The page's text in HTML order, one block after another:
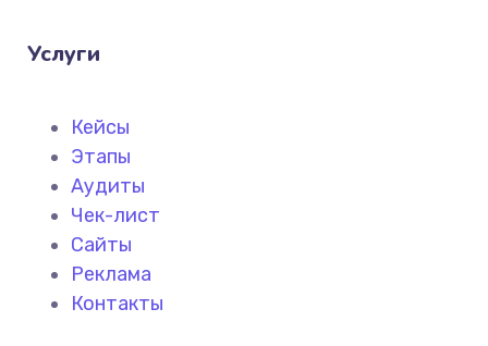
Услуги
Кейсы
Этапы
Аудиты
Чек-лист
Сайты
Реклама
Контакты